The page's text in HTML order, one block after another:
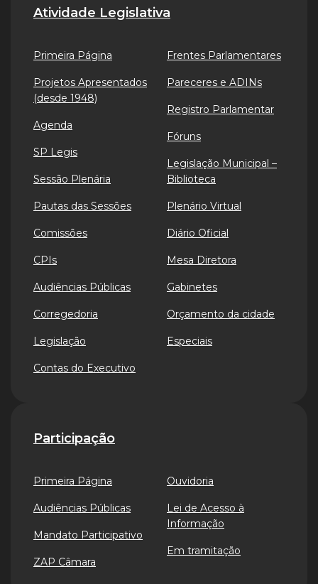
Atividade Legislativa
Primeira Página
Projetos Apresentados
(desde 1948)
Agenda
SP Legis
Sessão Plenária
Pautas das Sessões
Comissões
CPIs
Audiências Públicas
Corregedoria
Legislação
Contas do Executivo
Frentes Parlamentares
Pareceres e ADINs
Registro Parlamentar
Fóruns
Legislação Municipal –
Biblioteca
Plenário Virtual
Diário Oficial
Mesa Diretora
Gabinetes
Orçamento da cidade
Especiais
Participação
Primeira Página
Audiências Públicas
Mandato Participativo
ZAP Câmara
Ouvidoria
Lei de Acesso à
Informação
Em tramitação